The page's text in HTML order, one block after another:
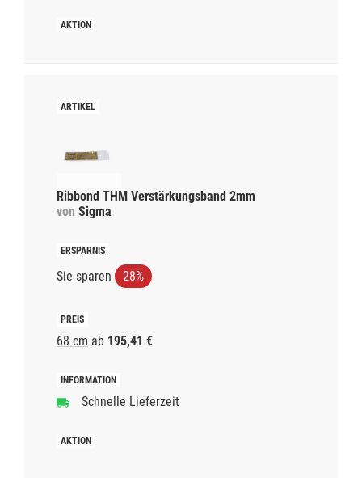
Ribbond THM Verstärkungsband 2mm
von Sigma
Sie sparen 28%
68 cm ab 195,41 €
Schnelle Lieferzeit